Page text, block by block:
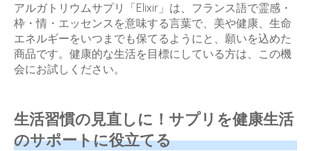
アルガトリウムサプリ「Elixir」は、フランス語で霊感・
枠・情・エッセンスを意味する言葉で、美や健康、生命
エネルギーをいつまでも保てるようにと、願いを込めた
商品です。健康的な生活を目標にしている方は、この機
会にお試しください。
生活習慣の見直しに！サプリを健康生活
のサポートに役立てる